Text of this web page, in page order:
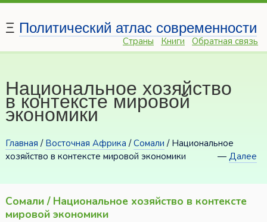
Ξ Политический атлас современности
Страны Книги Обратная связь
Национальное хозяйство
в контексте мировой
экономики
Главная / Восточная Африка /Сомали / Национальное
хозяйство в контексте мировой экономики
—Далее
Сомали / Национальное хозяйство в контексте
мировой экономики